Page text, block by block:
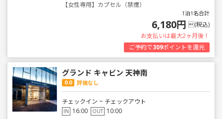
【女性専用】カプセル（禁煙）
1泊1名合計
6,180円 (税込)
お支払いは最大2ヶ月後！
ご予約で309ポイントを還元
グランド キャビン 天神南
0.0 評価なし
チェックイン ~ チェックアウト
IN 16:00 OUT 10:00